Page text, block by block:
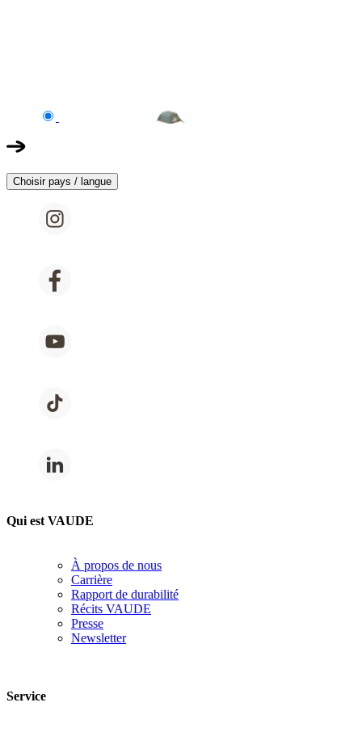
Choisir pays / langue
Qui est VAUDE
À propos de nous
Carrière
Rapport de durabilité
Récits VAUDE
Presse
Newsletter
Service